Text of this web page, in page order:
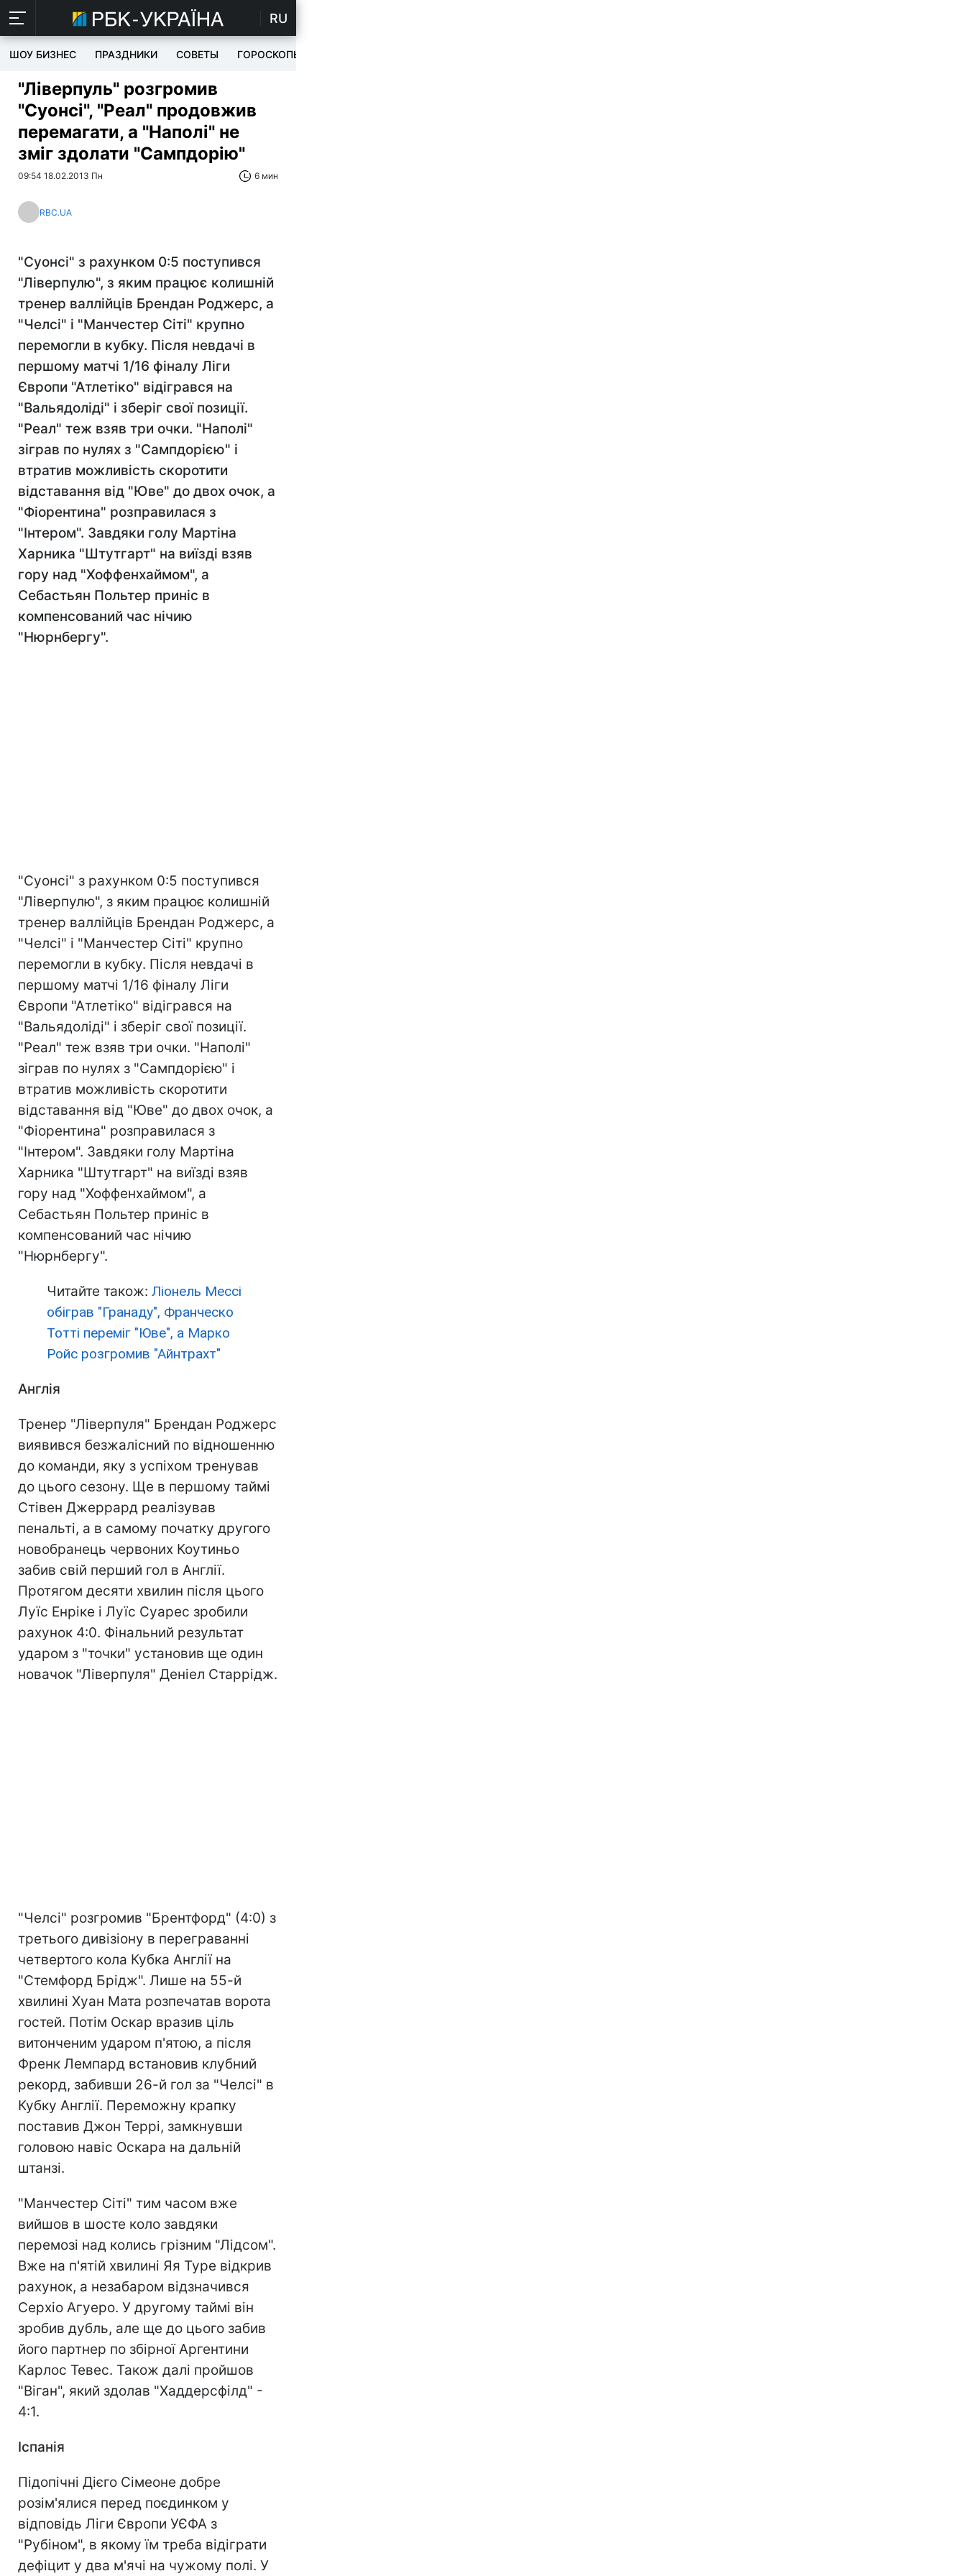
RU
ШОУ БИЗНЕС ПРАЗДНИКИ СОВЕТЫ ГОРОСКОПЫ
"Ліверпуль" розгромив
"Суонсі", "Реал" продовжив
перемагати, а "Наполі" не
зміг здолати "Сампдорію"
09:54 18.02.2013 Пн 6 мин
RBC.UA
"Суонсі" з рахунком 0:5 поступився
"Ліверпулю", з яким працює колишній
тренер валлійців Брендан Роджерс, а
"Челсі" і "Манчестер Сіті" крупно
перемогли в кубку. Після невдачі в
першому матчі 1/16 фіналу Ліги
Європи "Атлетіко" відігрався на
"Вальядоліді" і зберіг свої позиції.
"Реал" теж взяв три очки. "Наполі"
зіграв по нулях з "Сампдорією" і
втратив можливість скоротити
відставання від "Юве" до двох очок, а
"Фіорентина" розправилася з
"Інтером". Завдяки голу Мартіна
Харника "Штутгарт" на виїзді взяв
гору над "Хоффенхаймом", а
Себастьян Польтер приніс в
компенсований час нічию
"Нюрнбергу".
"Суонсі" з рахунком 0:5 поступився
"Ліверпулю", з яким працює колишній
тренер валлійців Брендан Роджерс, а
"Челсі" і "Манчестер Сіті" крупно
перемогли в кубку. Після невдачі в
першому матчі 1/16 фіналу Ліги
Європи "Атлетіко" відігрався на
"Вальядоліді" і зберіг свої позиції.
"Реал" теж взяв три очки. "Наполі"
зіграв по нулях з "Сампдорією" і
втратив можливість скоротити
відставання від "Юве" до двох очок, а
"Фіорентина" розправилася з
"Інтером". Завдяки голу Мартіна
Харника "Штутгарт" на виїзді взяв
гору над "Хоффенхаймом", а
Себастьян Польтер приніс в
компенсований час нічию
"Нюрнбергу".
Читайте також: Ліонель Мессі
обіграв "Гранаду", Франческо
Тотті переміг "Юве", а Марко
Ройс розгромив "Айнтрахт"
Англія
Тренер "Ліверпуля" Брендан Роджерс
виявився безжалісний по відношенню
до команди, яку з успіхом тренував
до цього сезону. Ще в першому таймі
Стівен Джеррард реалізував
пенальті, а в самому початку другого
новобранець червоних Коутиньо
забив свій перший гол в Англії.
Протягом десяти хвилин після цього
Луїс Енріке і Луїс Суарес зробили
рахунок 4:0. Фінальний результат
ударом з "точки" установив ще один
новачок "Ліверпуля" Деніел Старрідж.
"Челсі" розгромив "Брентфорд" (4:0) з
третього дивізіону в переграванні
четвертого кола Кубка Англії на
"Стемфорд Брідж". Лише на 55-й
хвилині Хуан Мата розпечатав ворота
гостей. Потім Оскар вразив ціль
витонченим ударом п'ятою, а після
Френк Лемпард встановив клубний
рекорд, забивши 26-й гол за "Челсі" в
Кубку Англії. Переможну крапку
поставив Джон Террі, замкнувши
головою навіс Оскара на дальній
штанзі.
"Манчестер Сіті" тим часом вже
вийшов в шосте коло завдяки
перемозі над колись грізним "Лідсом".
Вже на п'ятій хвилині Яя Туре відкрив
рахунок, а незабаром відзначився
Серхіо Агуеро. У другому таймі він
зробив дубль, але ще до цього забив
його партнер по збірної Аргентини
Карлос Тевес. Також далі пройшов
"Віган", який здолав "Хаддерсфілд" -
4:1.
Іспанія
Підопічні Дієго Сімеоне добре
розім'ялися перед поєдинком у
відповідь Ліги Європи УЄФА з
"Рубіном", в якому їм треба відіграти
дефіцит у два м'ячі на чужому полі. У